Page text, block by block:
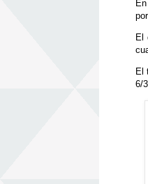
El
El
6/